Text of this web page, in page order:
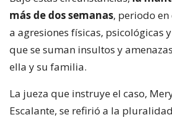
más de dos semanas, periodo
a agresiones físicas, psicológicas
que se suman insultos y
ella y su familia.
La jueza que instruye el caso,
Escalante, se refirió a la